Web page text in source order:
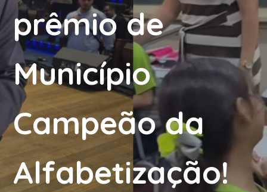
prêmio de
Município
Campeão da
Alfabetização!